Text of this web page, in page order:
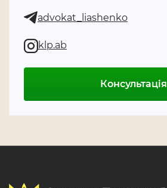
advokat_liashenko
klp.ab
Консультація